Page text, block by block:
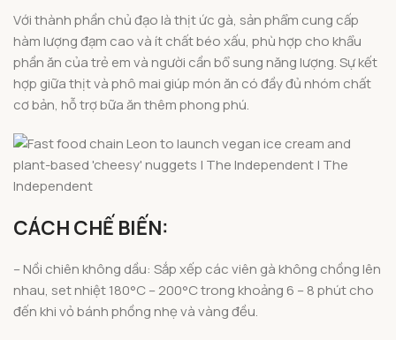
Với thành phần chủ đạo là thịt ức gà, sản phẩm cung cấp
hàm lượng đạm cao và ít chất béo xấu, phù hợp cho khẩu
phần ăn của trẻ em và người cần bổ sung năng lượng. Sự kết
hợp giữa thịt và phô mai giúp món ăn có đầy đủ nhóm chất
cơ bản, hỗ trợ bữa ăn thêm phong phú.
CÁCH CHẾ BIẾN:
– Nồi chiên không dầu: Sắp xếp các viên gà không chồng lên
nhau, set nhiệt 180°C – 200°C trong khoảng 6 – 8 phút cho
đến khi vỏ bánh phồng nhẹ và vàng đều.